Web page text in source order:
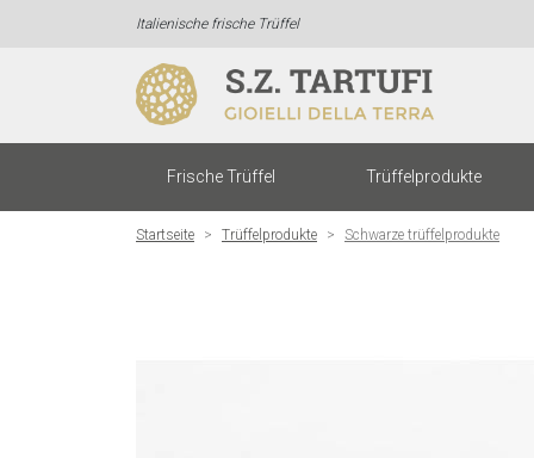
Italienische frische Trüffel
Frische Trüffel Trüffelprodukte
Startseite Trüffelprodukte Schwarze trüffelprodukte